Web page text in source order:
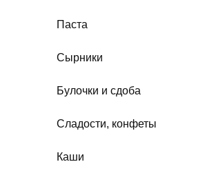
Паста
Сырники
Булочки и сдоба
Сладости, конфеты
Каши